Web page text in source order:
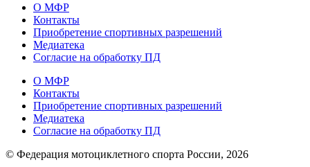
О МФР
Контакты
Приобретение спортивных разрешений
Медиатека
Согласие на обработку ПД
О МФР
Контакты
Приобретение спортивных разрешений
Медиатека
Согласие на обработку ПД
© Федерация мотоциклетного спорта России, 2026